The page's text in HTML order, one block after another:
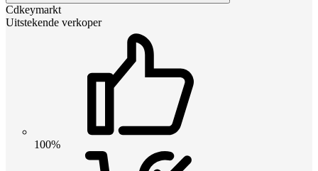
Cdkeymarkt
Uitstekende verkoper
100%